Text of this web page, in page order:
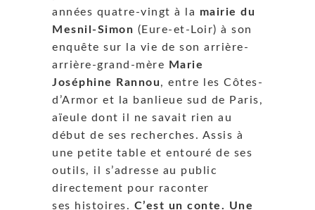
années quatre-vingt à la mairie du
Mesnil-Simon (Eure-et-Loir) à son
enquête sur la vie de son arrière-
arrière-grand-mère Marie
Joséphine Rannou, entre les Côtes-
d’Armor et la banlieue sud de Paris,
aïeule dont il ne savait rien au
début de ses recherches. Assis à
une petite table et entouré de ses
outils, il s’adresse au public
directement pour raconter
ses histoires. C’est un conte. Une